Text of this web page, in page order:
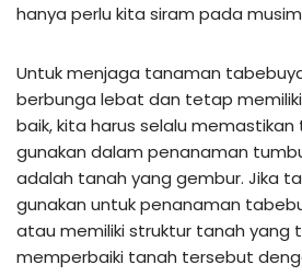
hanya perlu kita siram pada
Untuk menjaga tanaman
berbunga lebat dan tetap
baik, kita harus selalu
gunakan dalam penanaman
adalah tanah yang gembur. Jika
gunakan untuk penanaman
atau memiliki struktur tanah yang
memperbaiki tanah tersebut